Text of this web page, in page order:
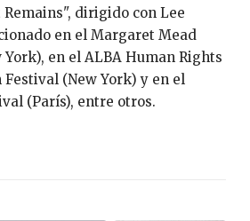
dirigido con Lee
en el Margaret Mead
en el ALBA Human Rights
(New York) y en el
(París), entre otros.